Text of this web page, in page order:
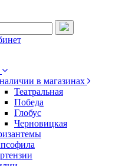
в магазинах
Театральная
Победа
Глобус
Черновицкая